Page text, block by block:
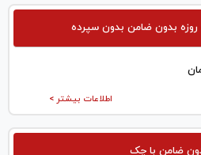
بدون ضامن بدون سپرده
اطلاعات بیشتر >
ضامن با چک